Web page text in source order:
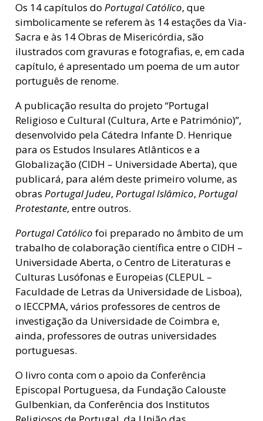
Os 14 capítulos do Portugal Católico, que
simbolicamente se referem às 14 estações da Via-
Sacra e às 14 Obras de Misericórdia, são
ilustrados com gravuras e fotografias, e, em cada
capítulo, é apresentado um poema de um autor
português de renome.
A publicação resulta do projeto “Portugal
Religioso e Cultural (Cultura, Arte e Património)”,
desenvolvido pela Cátedra Infante D. Henrique
para os Estudos Insulares Atlânticos e a
Globalização (CIDH – Universidade Aberta), que
publicará, para além deste primeiro volume, as
obras Portugal Judeu, Portugal Islâmico, Portugal
Protestante, entre outros.
Portugal Católico foi preparado no âmbito de um
trabalho de colaboração científica entre o CIDH –
Universidade Aberta, o Centro de Literaturas e
Culturas Lusófonas e Europeias (CLEPUL –
Faculdade de Letras da Universidade de Lisboa),
o IECCPMA, vários professores de centros de
investigação da Universidade de Coimbra e,
ainda, professores de outras universidades
portuguesas.
O livro conta com o apoio da Conferência
Episcopal Portuguesa, da Fundação Calouste
Gulbenkian, da Conferência dos Institutos